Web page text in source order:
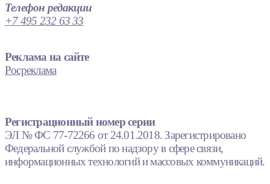
Телефон редакции
+7 495 232 63 33
Реклама на сайте
Росреклама
Регистрационный номер серии
ЭЛ № ФС 77-72266 от 24.01.2018. Зарегистрировано
Федеральной службой по надзору в сфере связи,
информационных технологий и массовых коммуникаций.